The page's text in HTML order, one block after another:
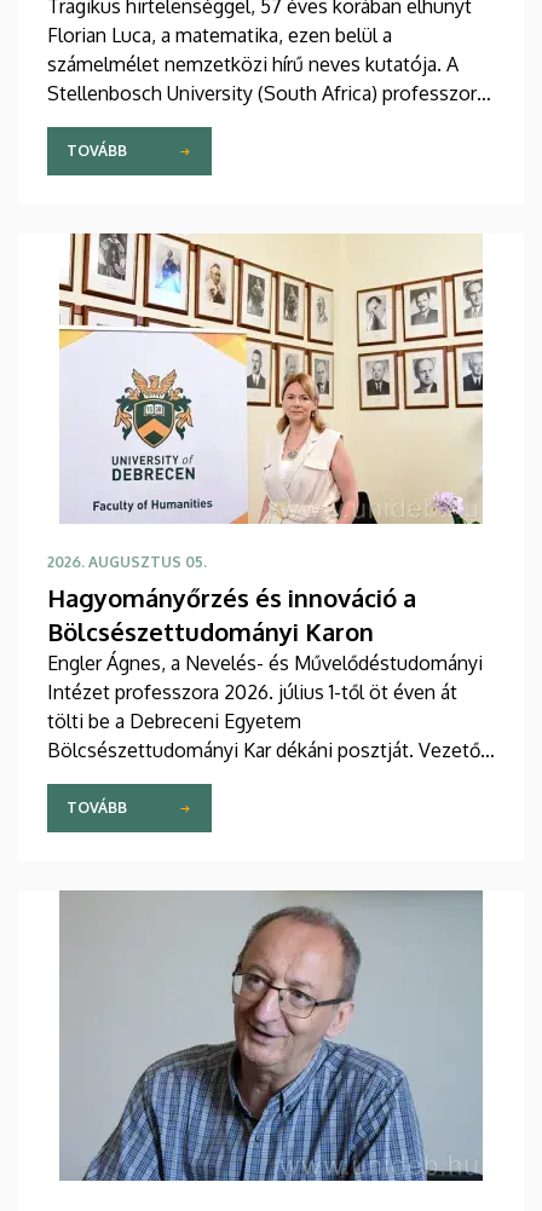
Tragikus hirtelenséggel, 57 éves korában elhunyt
Florian Luca, a matematika, ezen belül a
számelmélet nemzetközi hírű neves kutatója. A
Stellenbosch University (South Africa) professzorát
2025 novemberében avatta díszdoktorai sorába a
Debreceni Egyetem.
TOVÁBB
2026. AUGUSZTUS 05.
Hagyományőrzés és innováció a
Bölcsészettudományi Karon
Engler Ágnes, a Nevelés- és Művelődéstudományi
Intézet professzora 2026. július 1-től öt éven át
tölti be a Debreceni Egyetem
Bölcsészettudományi Kar dékáni posztját. Vezetői
stratégiájában fontos szerepet szán a kar
hagyományainak, a bölcsészképzés klasszikus
normáinak megőrzésének, egyben reagálva a
tudományos élet és a nemzetközi kapcsolatok
TOVÁBB